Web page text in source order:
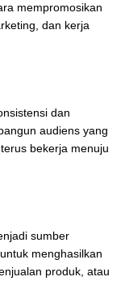
mempromosikan
dan kerja
dan
audiens yang
bekerja menuju
sumber
menghasilkan
produk, atau